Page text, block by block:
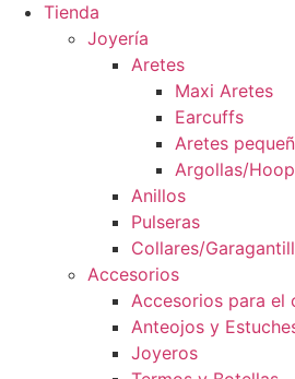
Tienda
Joyería
Aretes
Maxi Aretes
Earcuffs
Aretes
Argollas/
Anillos
Pulseras
Collares/
Accesorios
Accesorios para el
Anteojos y
Joyeros